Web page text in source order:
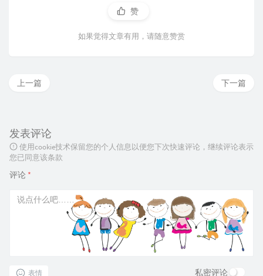
赞
如果觉得文章有用，请随意赞赏
下一篇
上一篇
发表评论
使用cookie技术保留您的个人信息以便您下次快速评论，继续评论表示
您已同意该条款
评论 *
表情 私密评论